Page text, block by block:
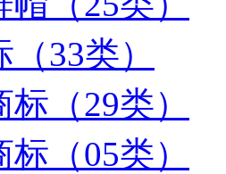
33类）
（29类）
（05类）